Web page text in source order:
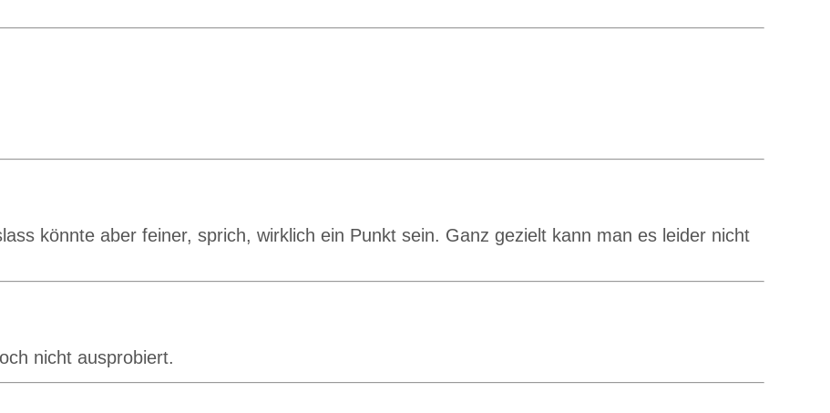
könnte aber feiner, sprich, wirklich ein Punkt sein. Ganz gezielt kann man es leider nicht
nicht ausprobiert.